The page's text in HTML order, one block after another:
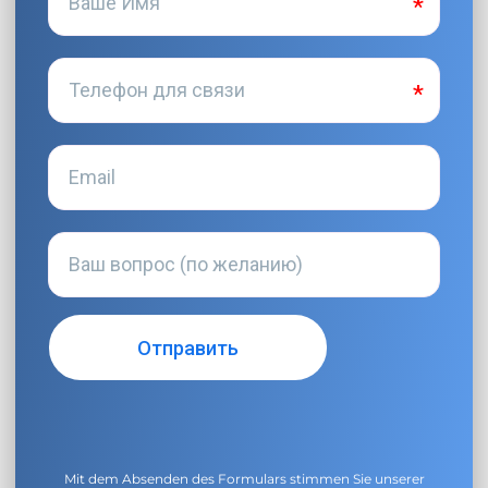
Mit dem Absenden des Formulars stimmen Sie unserer